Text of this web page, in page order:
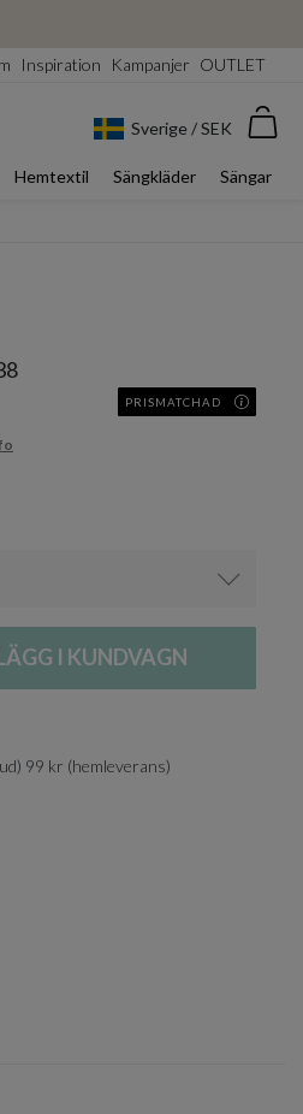
Inspiration Kampanjer OUTLET
Sverige / SEK
Hemtextil Sängkläder Sängar
PRISMATCHAD
I KUNDVAGN
99 kr (hemleverans)